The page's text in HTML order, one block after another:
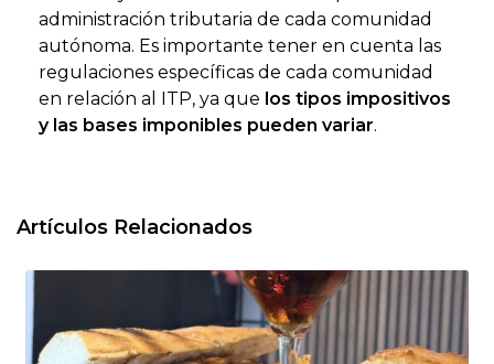
administración tributaria de cada comunidad
autónoma. Es importante tener en cuenta las
regulaciones específicas de cada comunidad
en relación al ITP, ya que los tipos impositivos
y las bases imponibles pueden variar.
Artículos Relacionados